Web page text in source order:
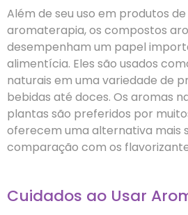
Além de seu uso em produtos
aromaterapia, os compostos
desempenham um papel
alimentícia. Eles são usados
naturais em uma variedade de
bebidas até doces. Os aromas
plantas são preferidos por
oferecem uma alternativa mais
comparação com os
Cuidados ao Usar